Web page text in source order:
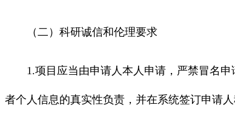
（二）科研诚信和伦理要求
1.项目应当由申请人本人申请，严禁冒名申
者个人信息的真实性负责，并在系统签订申请